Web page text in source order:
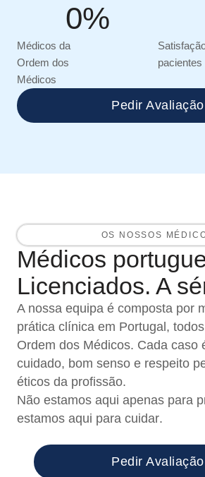
0%
Médicos da
Ordem dos
Médicos
pacientes
Pedir Avaliação
OS NOSSOS
Médicos
Licenciados. A
A nossa equipa é composta por
prática clínica em Portugal,
Ordem dos Médicos. Cada caso
cuidado, bom senso e respeito
éticos da profissão.
Não estamos aqui apenas para
estamos aqui para cuidar.
Pedir Avaliação